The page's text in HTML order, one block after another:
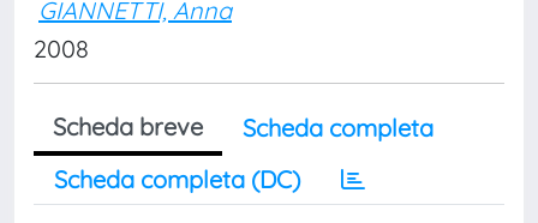
GIANNETTI, Anna
2008
Scheda breve
Scheda completa
Scheda completa (DC)